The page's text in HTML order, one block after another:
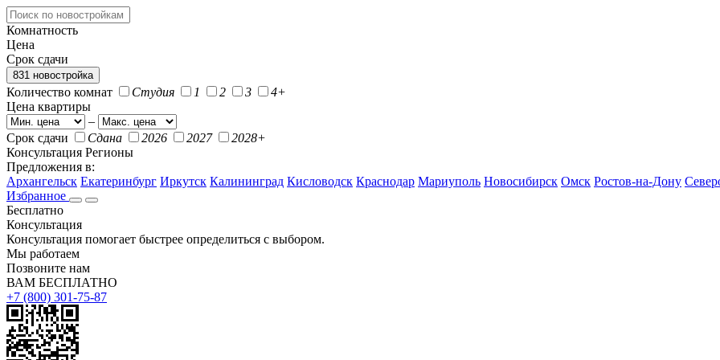
Комнатность
Цена
Срок сдачи
831 новостройка
Количество комнат Студия 1 2 3
4+
Цена квартиры
–
Срок сдачи
Сдана 2026 2027
2028+
Консультация Регионы
Предложения в:
Архангельск Екатеринбург Иркутск Калининград Кисловодск Краснодар Мариуполь Новосибирск Омск Ростов-на-Дону
Избранное
Бесплатно
Консультация
Консультация помогает быстрее определиться с выбором.
Мы работаем
Позвоните нам
ВАМ БЕСПЛАТНО
+7 (800) 301-75-87